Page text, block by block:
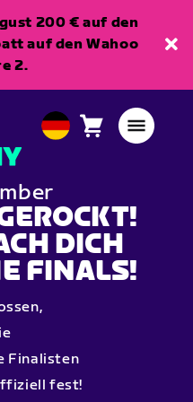
200 € auf den
auf den Wahoo
2.
EuropeanWarenkorb
DICH
FINALS!
Finalisten
fest!